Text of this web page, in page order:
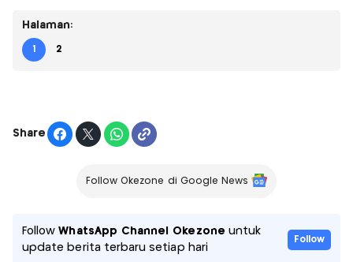
Halaman:
1 2
Share
Follow Okezone di Google News
FollowWhatsApp Channel Okezone untuk
update berita terbaru setiap hari
Follow